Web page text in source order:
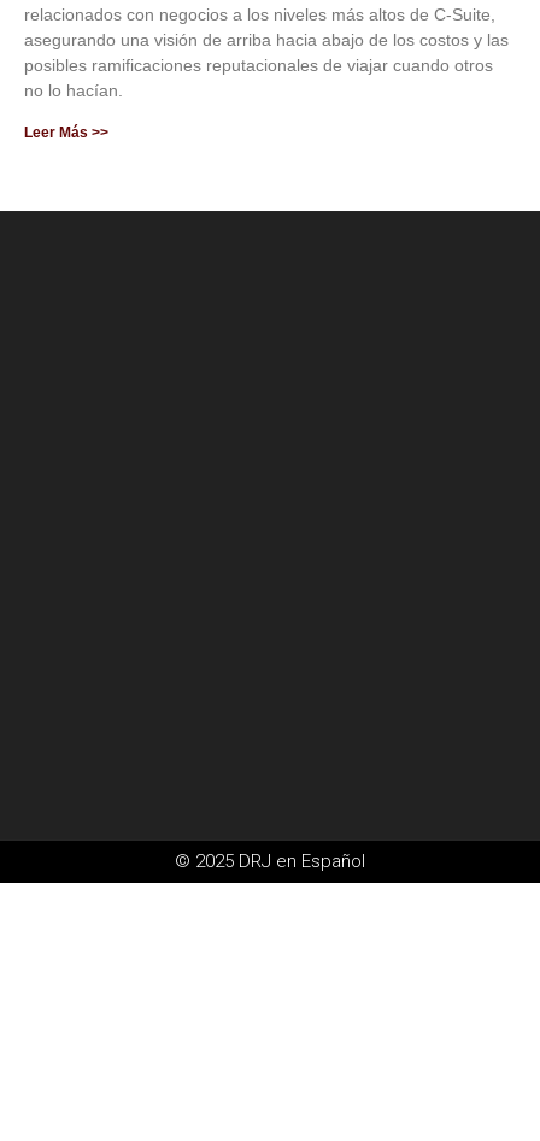
relacionados con negocios a los niveles más altos de C-Suite,
asegurando una visión de arriba hacia abajo de los costos y las
posibles ramificaciones reputacionales de viajar cuando otros
no lo hacían.
Leer Más >>
© 2025 DRJ en Español